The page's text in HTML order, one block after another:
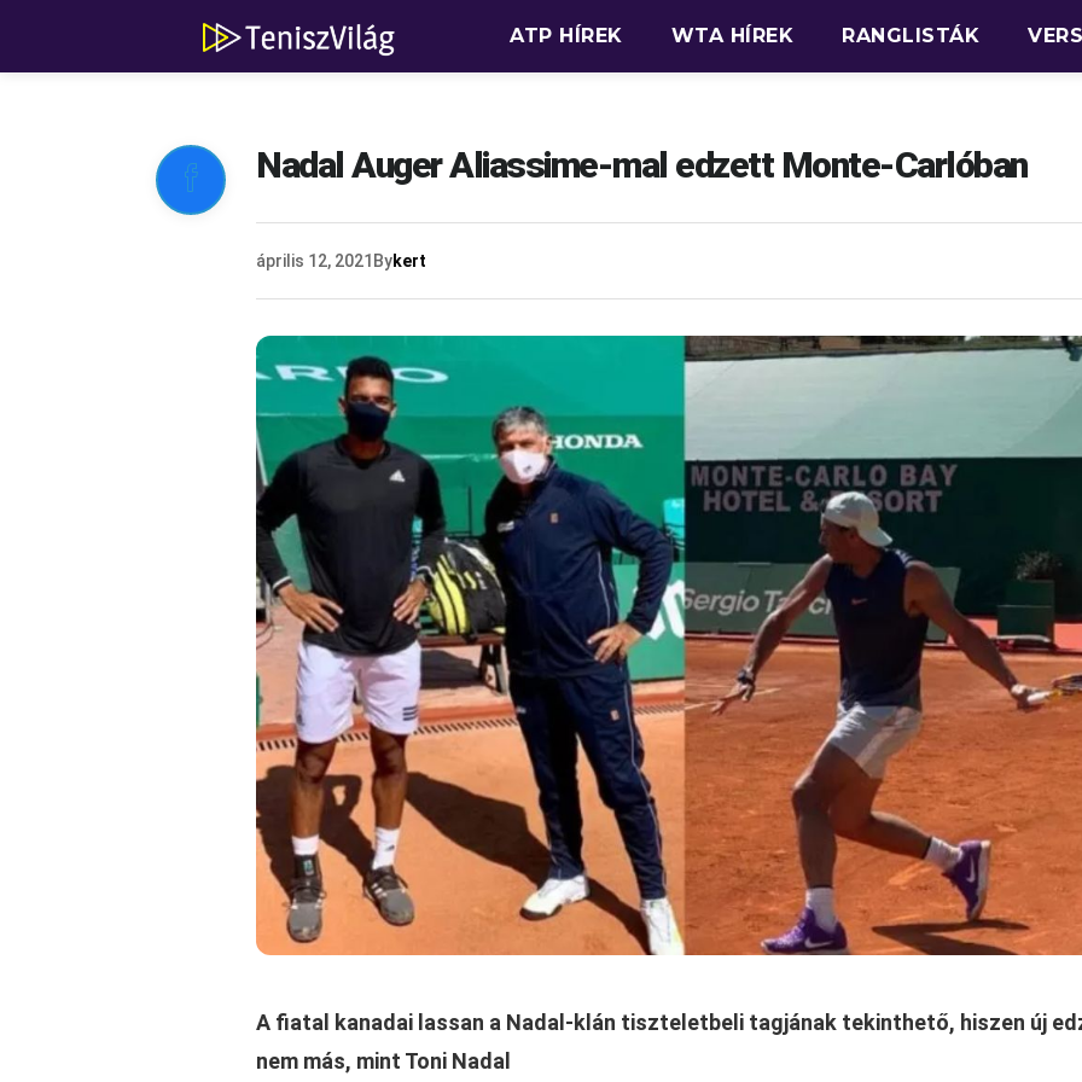
ATP HÍREK WTA HÍREK RANGLISTÁK
 Nadal Auger Aliassime-mal edzett Monte-Carlóban
április 12, 2021 Bykert
A fiatal kanadai lassan a Nadal-klán tiszteletbeli tagjának tekinthető, hiszen új
nem más, mint Toni Nadal